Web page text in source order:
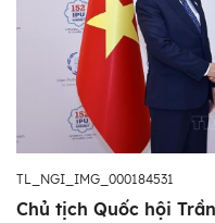
TL_NGI_IMG_000184531
Chủ tịch Quốc hội